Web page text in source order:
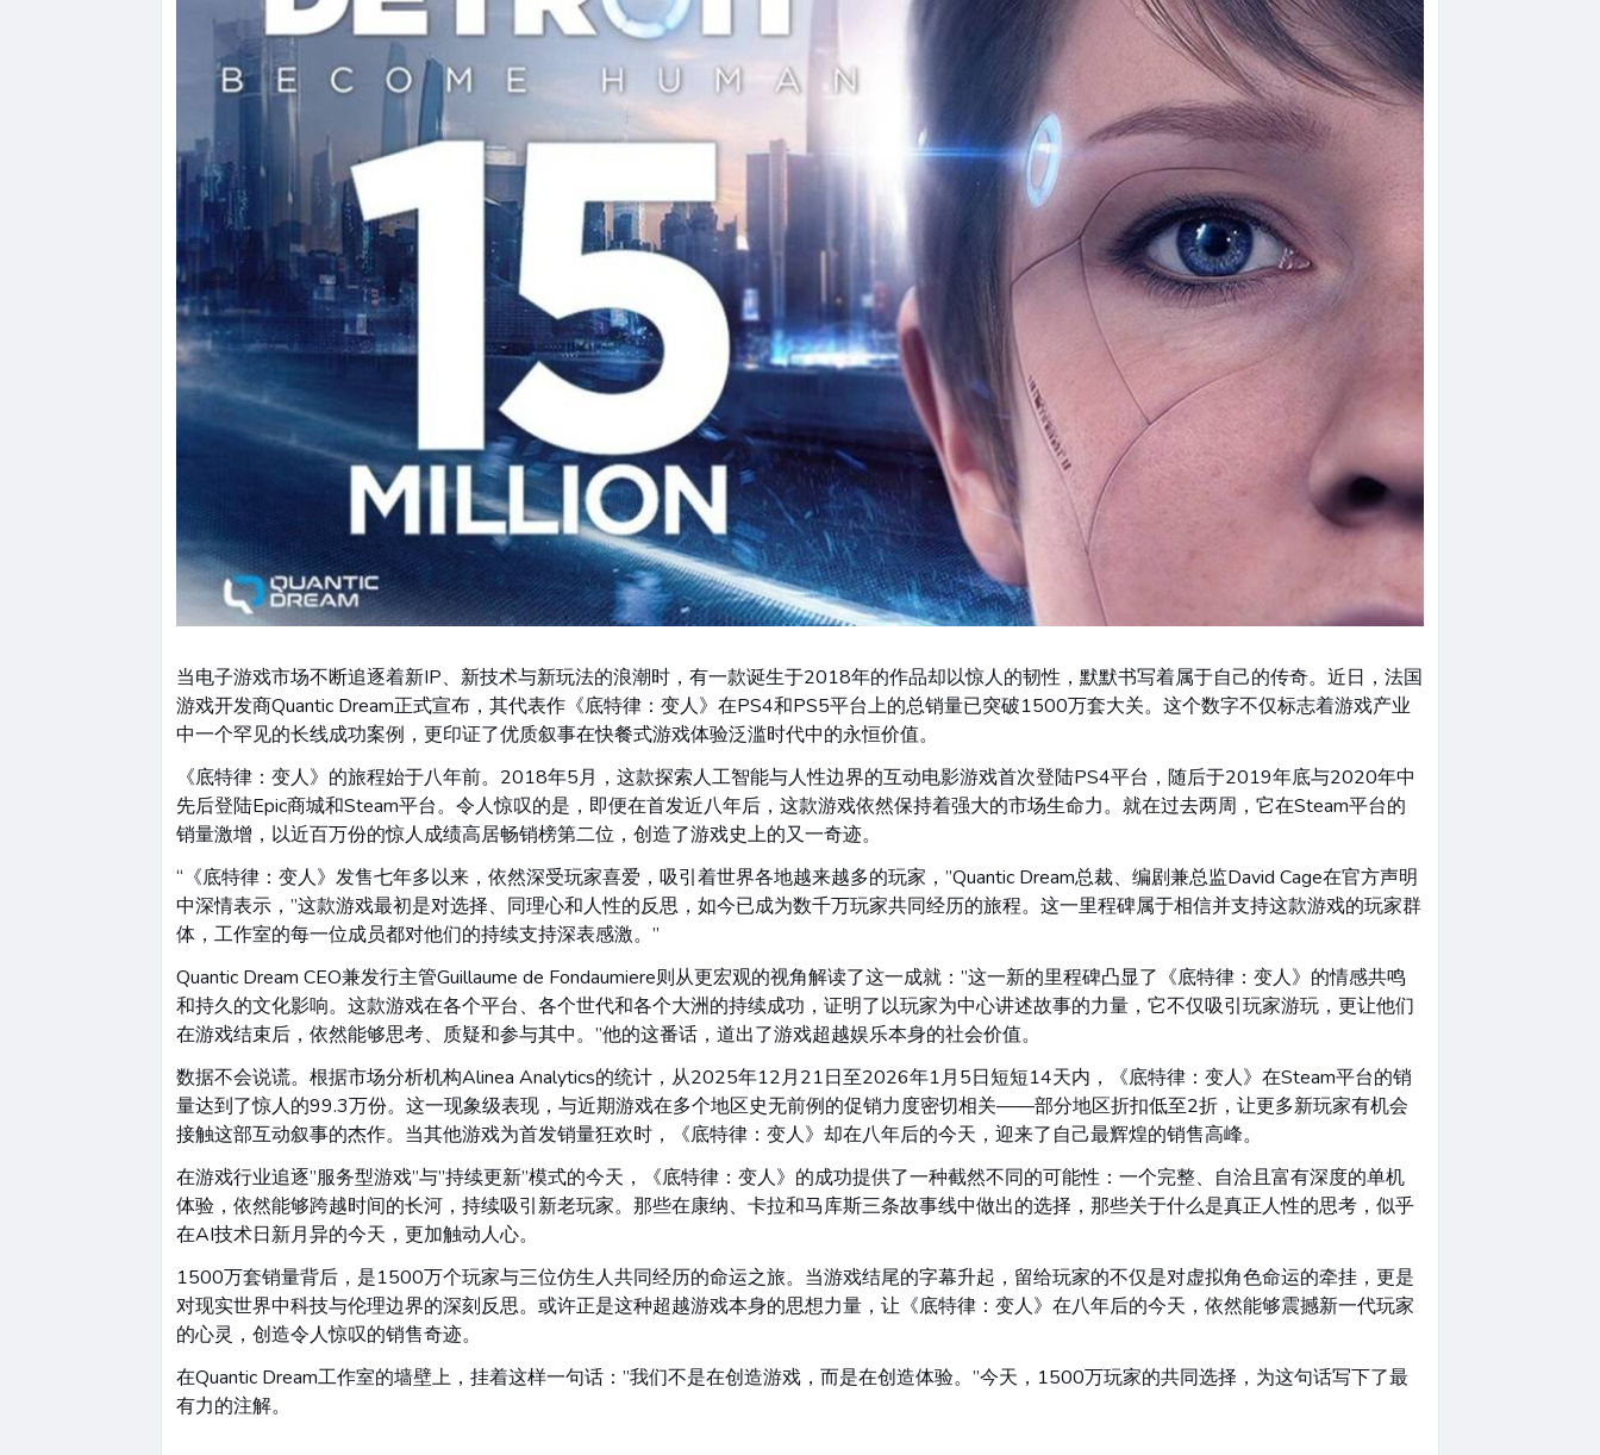
当电子游戏市场不断追逐着新IP、新技术与新玩法的浪潮时，有一款诞生于2018年的作品却以惊人的韧性，默默书写着属于自己的传奇。近日，法国
游戏开发商Quantic Dream正式宣布，其代表作《底特律：变人》在PS4和PS5平台上的总销量已突破1500万套大关。这个数字不仅标志着游戏产业
中一个罕见的长线成功案例，更印证了优质叙事在快餐式游戏体验泛滥时代中的永恒价值。
《底特律：变人》的旅程始于八年前。2018年5月，这款探索人工智能与人性边界的互动电影游戏首次登陆PS4平台，随后于2019年底与2020年中
先后登陆Epic商城和Steam平台。令人惊叹的是，即便在首发近八年后，这款游戏依然保持着强大的市场生命力。就在过去两周，它在Steam平台的
销量激增，以近百万份的惊人成绩高居畅销榜第二位，创造了游戏史上的又一奇迹。
“《底特律：变人》发售七年多以来，依然深受玩家喜爱，吸引着世界各地越来越多的玩家，”Quantic Dream总裁、编剧兼总监David Cage在官方声明
中深情表示，”这款游戏最初是对选择、同理心和人性的反思，如今已成为数千万玩家共同经历的旅程。这一里程碑属于相信并支持这款游戏的玩家群
体，工作室的每一位成员都对他们的持续支持深表感激。”
Quantic Dream CEO兼发行主管Guillaume de Fondaumiere则从更宏观的视角解读了这一成就：”这一新的里程碑凸显了《底特律：变人》的情感共鸣
和持久的文化影响。这款游戏在各个平台、各个世代和各个大洲的持续成功，证明了以玩家为中心讲述故事的力量，它不仅吸引玩家游玩，更让他们
在游戏结束后，依然能够思考、质疑和参与其中。”他的这番话，道出了游戏超越娱乐本身的社会价值。
数据不会说谎。根据市场分析机构Alinea Analytics的统计，从2025年12月21日至2026年1月5日短短14天内，《底特律：变人》在Steam平台的销
量达到了惊人的99.3万份。这一现象级表现，与近期游戏在多个地区史无前例的促销力度密切相关——部分地区折扣低至2折，让更多新玩家有机会
接触这部互动叙事的杰作。当其他游戏为首发销量狂欢时，《底特律：变人》却在八年后的今天，迎来了自己最辉煌的销售高峰。
在游戏行业追逐”服务型游戏”与”持续更新”模式的今天，《底特律：变人》的成功提供了一种截然不同的可能性：一个完整、自洽且富有深度的单机
体验，依然能够跨越时间的长河，持续吸引新老玩家。那些在康纳、卡拉和马库斯三条故事线中做出的选择，那些关于什么是真正人性的思考，似乎
在AI技术日新月异的今天，更加触动人心。
1500万套销量背后，是1500万个玩家与三位仿生人共同经历的命运之旅。当游戏结尾的字幕升起，留给玩家的不仅是对虚拟角色命运的牵挂，更是
对现实世界中科技与伦理边界的深刻反思。或许正是这种超越游戏本身的思想力量，让《底特律：变人》在八年后的今天，依然能够震撼新一代玩家
的心灵，创造令人惊叹的销售奇迹。
在Quantic Dream工作室的墙壁上，挂着这样一句话：”我们不是在创造游戏，而是在创造体验。”今天，1500万玩家的共同选择，为这句话写下了最
有力的注解。